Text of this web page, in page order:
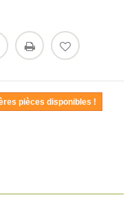
pièces disponibles !